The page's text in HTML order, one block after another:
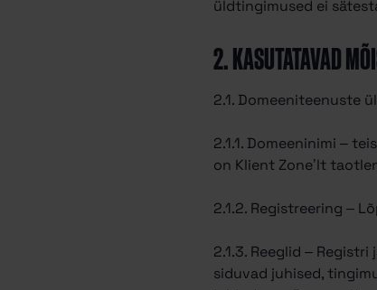
üldtingimused ei
2. KASUTATAVAD
2.1. Domeeniteenuste
2.1.1. Domeeninimi –
on Klient Zone’lt
2.1.2. Registreering –
2.1.3. Reeglid –
siduvad juhised,